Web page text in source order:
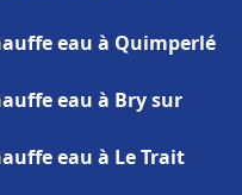
eau à Quimperlé
eau à Bry sur
eau à Le Trait